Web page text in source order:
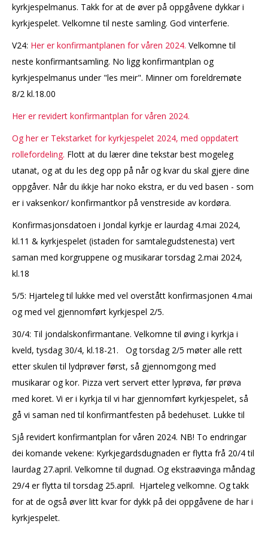
kyrkjespelmanus. Takk for at de øver på oppgåvene dykkar i
kyrkjespelet. Velkomne til neste samling. God vinterferie.
V24: Her er konfirmantplanen for våren 2024. Velkomne til
neste konfirmantsamling. No ligg konfirmantplan og
kyrkjespelmanus under "les meir". Minner om foreldremøte
8/2 kl.18.00
Her er revidert konfirmantplan for våren 2024.
Og her er Tekstarket for kyrkjespelet 2024, med oppdatert
rollefordeling. Flott at du lærer dine tekstar best mogeleg
utanat, og at du les deg opp på når og kvar du skal gjere dine
oppgåver. Når du ikkje har noko ekstra, er du ved basen - som
er i vaksenkor/ konfirmantkor på venstreside av kordøra.
Konfirmasjonsdatoen i Jondal kyrkje er laurdag 4.mai 2024,
kl.11 & kyrkjespelet (istaden for samtalegudstenesta) vert
saman med korgruppene og musikarar torsdag 2.mai 2024,
kl.18
5/5: Hjarteleg til lukke med vel overstått konfirmasjonen 4.mai
og med vel gjennomført kyrkjespel 2/5.
30/4: Til jondalskonfirmantane. Velkomne til øving i kyrkja i
kveld, tysdag 30/4, kl.18-21. Og torsdag 2/5 møter alle rett
etter skulen til lydprøver først, så gjennomgong med
musikarar og kor. Pizza vert servert etter lyprøva, før prøva
med koret. Vi er i kyrkja til vi har gjennomført kyrkjespelet, så
gå vi saman ned til konfirmantfesten på bedehuset. Lukke til
Sjå revidert konfirmantplan for våren 2024. NB! To endringar
dei komande vekene: Kyrkjegardsdugnaden er flytta frå 20/4 til
laurdag 27.april. Velkomne til dugnad. Og ekstraøvinga måndag
29/4 er flytta til torsdag 25.april. Hjarteleg velkomne. Og takk
for at de også øver litt kvar for dykk på dei oppgåvene de har i
kyrkjespelet.